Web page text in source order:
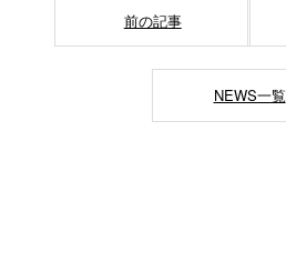
前の記事
NEWS一覧